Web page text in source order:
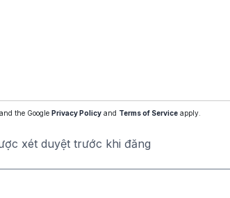
the Google Privacy Policy and Terms of Service apply.
xét duyệt trước khi đăng